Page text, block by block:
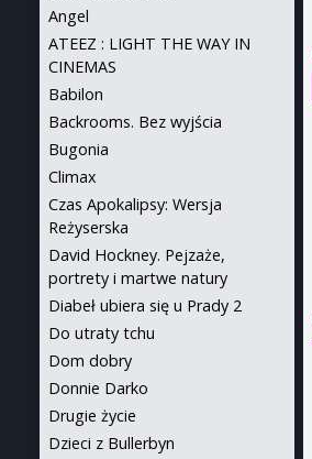
Angel
ATEEZ : LIGHT THE WAY IN
CINEMAS
Babilon
Backrooms. Bez wyjścia
Bugonia
Climax
Czas Apokalipsy: Wersja
Reżyserska
David Hockney. Pejzaże,
portrety i martwe natury
Diabeł ubiera się u Prady 2
Do utraty tchu
Dom dobry
Donnie Darko
Drugie życie
Dzieci z Bullerbyn